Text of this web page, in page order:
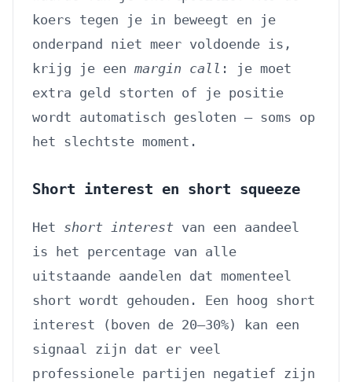
koers tegen je in beweegt en je
onderpand niet meer voldoende is,
krijg je een margin call : je moet
extra geld storten of je positie
wordt automatisch gesloten — soms op
het slechtste moment.
Short interest en short squeeze
Het short interest van een aandeel
is het percentage van alle
uitstaande aandelen dat momenteel
short wordt gehouden. Een hoog short
interest (boven de 20–30%) kan een
signaal zijn dat er veel
professionele partijen negatief zijn